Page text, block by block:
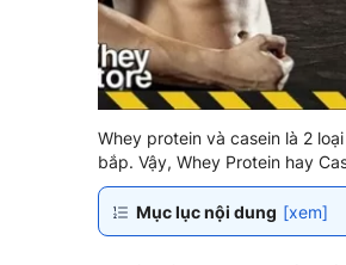
Whey protein và casein là 2
bắp. Vậy, Whey Protein hay
Mục lục nội dung [xem]